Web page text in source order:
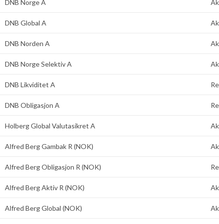
DNB Norge A
DNB Global A
DNB Norden A
DNB Norge Selektiv A
DNB Likviditet A
DNB Obligasjon A
Holberg Global Valutasikret A
Alfred Berg Gambak R (NOK)
Alfred Berg Obligasjon R (NOK)
Alfred Berg Aktiv R (NOK)
Alfred Berg Global (NOK)